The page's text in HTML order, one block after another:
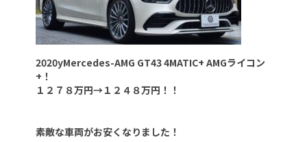
2020yMercedes-AMG GT43 4MATIC+ AMGライコン
+！
１２７８万円→１２４８万円！！
素敵な車両がお安くなりました！